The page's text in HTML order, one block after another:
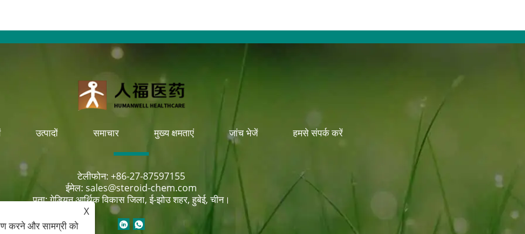
उत्पादों समाचार मुख्य क्षमताएं जांच भेजें हमसे संपर्क करें
टेलीफोन: +86-27-87597155
ईमेल: sales@steroid-chem.com
पता:गेडियन आर्थिक विकास जिला, ई-झोउ शहर, हुबेई, चीन।
X
करने और सामग्री को